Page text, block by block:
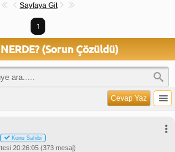
Sayfaya Git
1
(Sorun Çözüldü)
Cevap Yaz
Konu Sahibi
20:26:05 (373 mesaj)